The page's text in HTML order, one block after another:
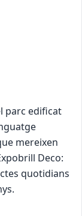
parc edificat
mereixen
Deco:
quotidians